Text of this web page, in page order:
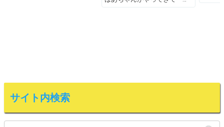
サイト内検索